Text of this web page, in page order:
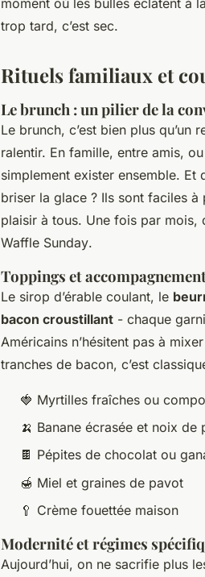
trop tard, c’est sec.
Rituels familiaux et
Le brunch : un pilier de la
Le brunch, c’est bien plus qu’un
ralentir. En famille, entre amis,
simplement exister ensemble.
briser la glace ? Ils sont faciles
plaisir à tous. Une fois par mois,
Waffle Sunday.
Toppings et
Le sirop d’érable coulant, le
bacon croustillant - chaque
Américains n’hésitent pas à
tranches de bacon, c’est
🍓 Myrtilles fraîches ou
🍌 Banane écrasée et noix de
🍫 Pépites de chocolat ou
🍯 Miel et graines de pavot
🥄 Crème fouettée maison
Modernité et régimes
Aujourd’hui, on ne sacrifie plus